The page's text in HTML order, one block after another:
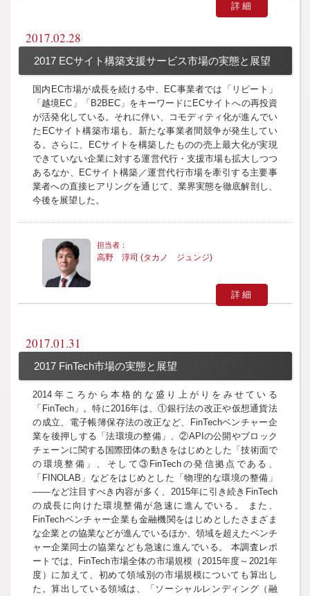
詳細
2017.02.28
2017 ECサイト構築支援サービス市場の実態と展望
国内EC市場が成長を続ける中、EC事業者では「リピート」
「越境EC」「B2BEC」をキーワードにECサイトへの再投資
が活発化している。それに伴い、コモディティ化が進んでい
たECサイト構築市場も、新たな事業者間競争が発生してい
る。さらに、ECサイトを構築したものの売上最大化が実現
できていない企業に対する運営代行・支援市場も拡大しつつ
あるなか、ECサイト構築／運営代行市場を牽引する主要事
業者への直接ヒアリングを通じて、業界実態を徹底解剖し、
今後を展望した。
高野 淳司 (タカノ ジュンジ)
詳細
2017.01.31
2017 FinTech市場の実態と展望
2014年ころから本格的な盛り上がりをみせている
「FinTech」。特に2016年は、①銀行法の改正や仮想通貨法
の成立、電子帳簿保存法の改正など、FinTechベンチャー企
業を後押しする「法環境の整備」、②APIの公開やブロック
チェーンに関する国際団体の動きをはじめとした「技術面で
の環境整備」、そして③FinTechの発信拠点である、
「FINOLAB」などをはじめとした「物理的な環境の整備」
――など注目すべき内容が多く、2015年に引き続きFinTech
の成長に向けた環境整備が急速に進んでいる。 また、
FinTechベンチャー企業も金融機関をはじめとしたさまざま
な企業との協業などが進んでいるほか、領域を超えたベンチ
ャー企業同士の協業なども急速に進んでいる。 本調査レポ
ートでは、FinTech市場全体の市場規模（2015年度～2021年
度）に加えて、初めて領域別の市場規模についても算出し
た。算出している領域は、「ソーシャルレンディング（融